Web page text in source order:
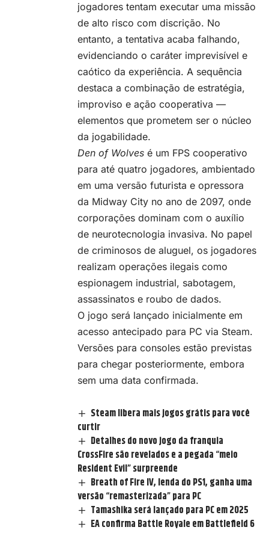
jogadores tentam executar uma missão
de alto risco com discrição. No
entanto, a tentativa acaba falhando,
evidenciando o caráter imprevisível e
caótico da experiência. A sequência
destaca a combinação de estratégia,
improviso e ação cooperativa —
elementos que prometem ser o núcleo
da jogabilidade.
Den of Wolves é um FPS cooperativo
para até quatro jogadores, ambientado
em uma versão futurista e opressora
da Midway City no ano de 2097, onde
corporações dominam com o auxílio
de neurotecnologia invasiva. No papel
de criminosos de aluguel, os jogadores
realizam operações ilegais como
espionagem industrial, sabotagem,
assassinatos e roubo de dados.
O jogo será lançado inicialmente em
acesso antecipado para PC via Steam.
Versões para consoles estão previstas
para chegar posteriormente, embora
sem uma data confirmada.
Steam libera mais jogos grátis para você
curtir
Detalhes do novo jogo da franquia
CrossFire são revelados e a pegada “meio
Resident Evil” surpreende
Breath of Fire IV, lenda do PS1, ganha uma
versão “remasterizada” para PC
Tamashika será lançado para PC em 2025
EA confirma Battle Royale em Battlefield 6